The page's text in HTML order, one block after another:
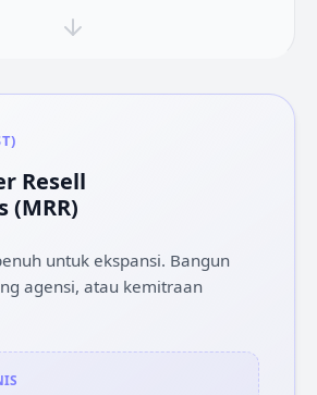
Resell
(MRR)
untuk ekspansi. Bangun
agensi, atau kemitraan